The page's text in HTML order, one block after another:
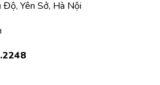
Độ, Yên Sở, Hà Nội